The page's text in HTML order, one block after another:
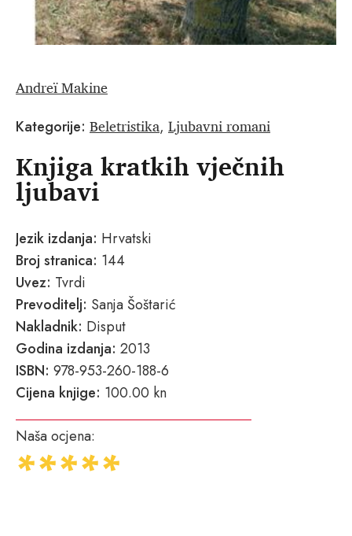
Andreï Makine
Kategorije: Beletristika, Ljubavni romani
Knjiga kratkih vječnih
ljubavi
Jezik izdanja: Hrvatski
Broj stranica: 144
Uvez: Tvrdi
Prevoditelj: Sanja Šoštarić
Nakladnik: Disput
Godina izdanja: 2013
ISBN: 978-953-260-188-6
Cijena knjige: 100.00 kn
Naša ocjena: